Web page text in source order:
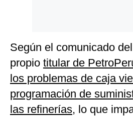
Según el comunicado
propio titular de
los problemas de caja
programación de
las refinerías, lo que